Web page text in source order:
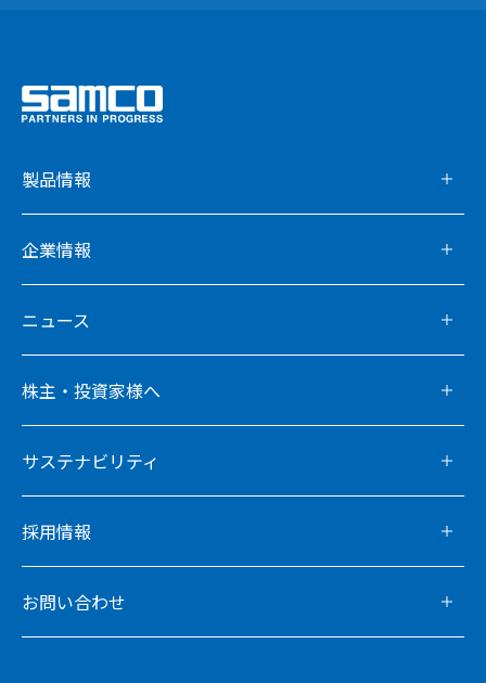
製品情報
企業情報
ニュース
株主・投資家様へ
サステナビリティ
採用情報
お問い合わせ